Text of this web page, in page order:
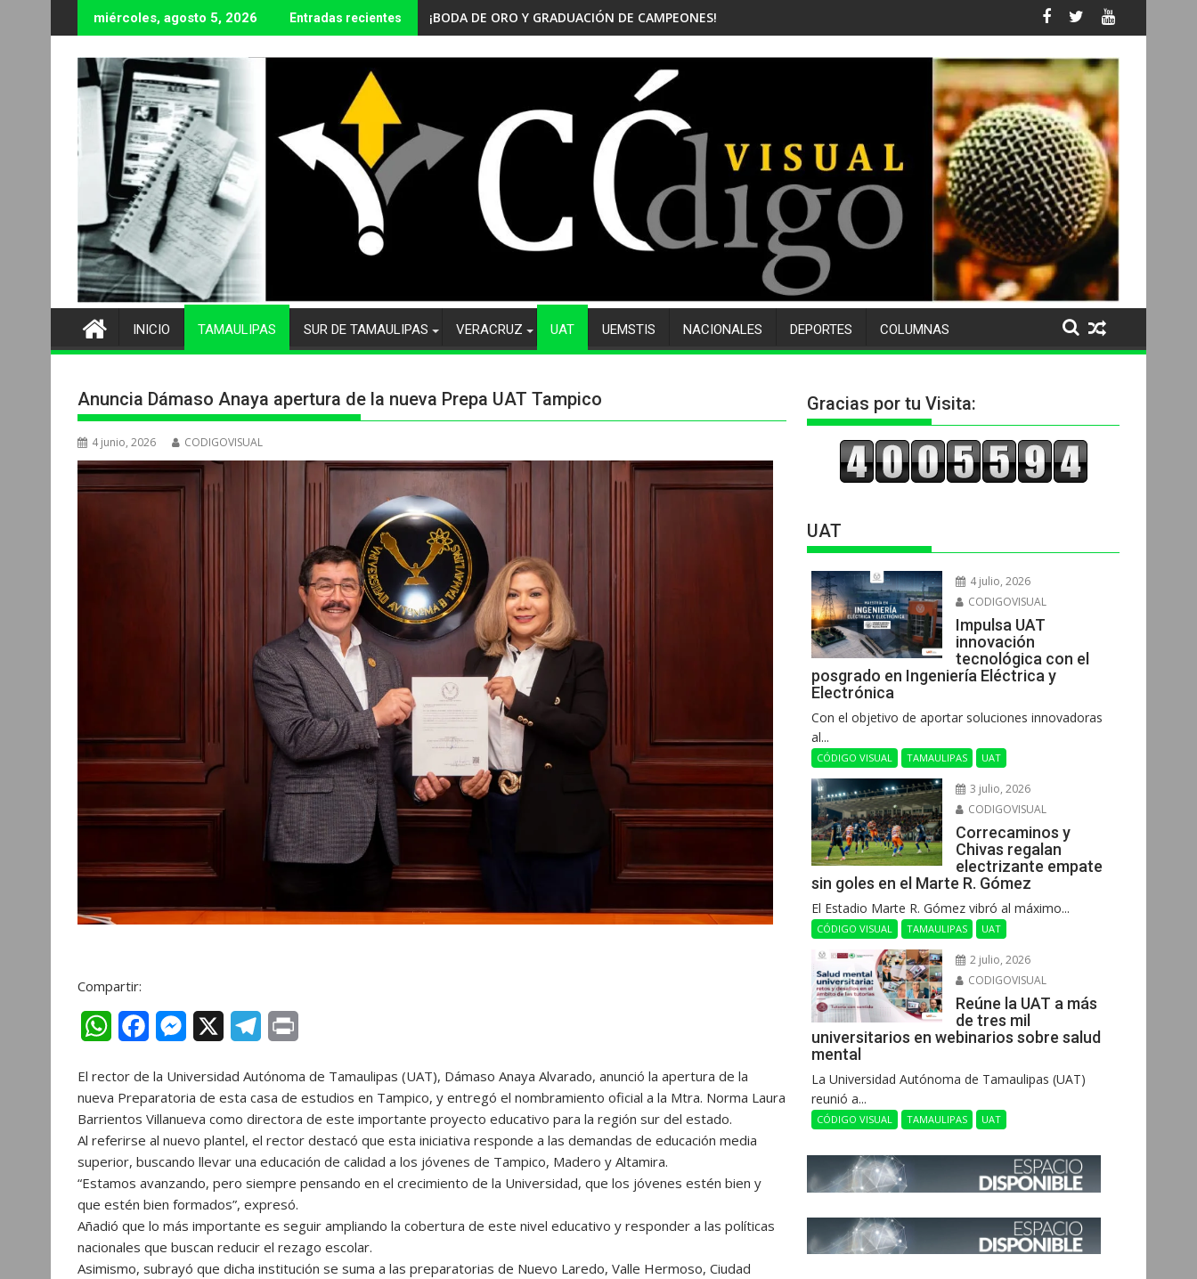
al
contenido
miércoles, agosto 5, 2026 Entradas recientes ¡BODA DE ORO Y GRADUACIÓN DE CAMPEONES! CELEBRA EL CBTis No. 105 SU 50 ANIVERSARIO Y DESPIDE A MÁS DE 500
INICIO TAMAULIPAS SUR DE TAMAULIPAS VERACRUZ UAT UEMSTIS NACIONALES DEPORTES COLUMNAS
Anuncia Dámaso Anaya apertura de la nueva Prepa UAT Tampico
4 junio, 2026 CODIGOVISUAL
Compartir:
W
a
t
s
A
p
p
c
e
b
o
o
k
s
s
e
n
g
e
r
l
e
g
r
a
m
i
n
t
El rector de la Universidad Autónoma de Tamaulipas (UAT), Dámaso Anaya Alvarado, anunció la apertura de la
nueva Preparatoria de esta casa de estudios en Tampico, y entregó el nombramiento oficial a la Mtra. Norma Laura
Barrientos Villanueva como directora de este importante proyecto educativo para la región sur del estado.
Al referirse al nuevo plantel, el rector destacó que esta iniciativa responde a las demandas de educación media
superior, buscando llevar una educación de calidad a los jóvenes de Tampico, Madero y Altamira.
“Estamos avanzando, pero siempre pensando en el crecimiento de la Universidad, que los jóvenes estén bien y
que estén bien formados”, expresó.
Añadió que lo más importante es seguir ampliando la cobertura de este nivel educativo y responder a las políticas
nacionales que buscan reducir el rezago escolar.
Asimismo, subrayó que dicha institución se suma a las preparatorias de Nuevo Laredo, Valle Hermoso, Ciudad
Gracias por tu Visita:
UAT
4 julio, 2026
CODIGOVISUAL
Impulsa UAT
innovación
tecnológica con el
posgrado en Ingeniería Eléctrica y
Electrónica
Con el objetivo de aportar soluciones innovadoras
al...
CÓDIGO VISUAL TAMAULIPAS UAT
3 julio, 2026
CODIGOVISUAL
Correcaminos y
Chivas regalan
electrizante empate
sin goles en el Marte R. Gómez
El Estadio Marte R. Gómez vibró al máximo...
CÓDIGO VISUAL TAMAULIPAS UAT
2 julio, 2026
CODIGOVISUAL
Reúne la UAT a más
de tres mil
universitarios en webinarios sobre salud
mental
La Universidad Autónoma de Tamaulipas (UAT)
reunió a...
CÓDIGO VISUAL TAMAULIPAS UAT